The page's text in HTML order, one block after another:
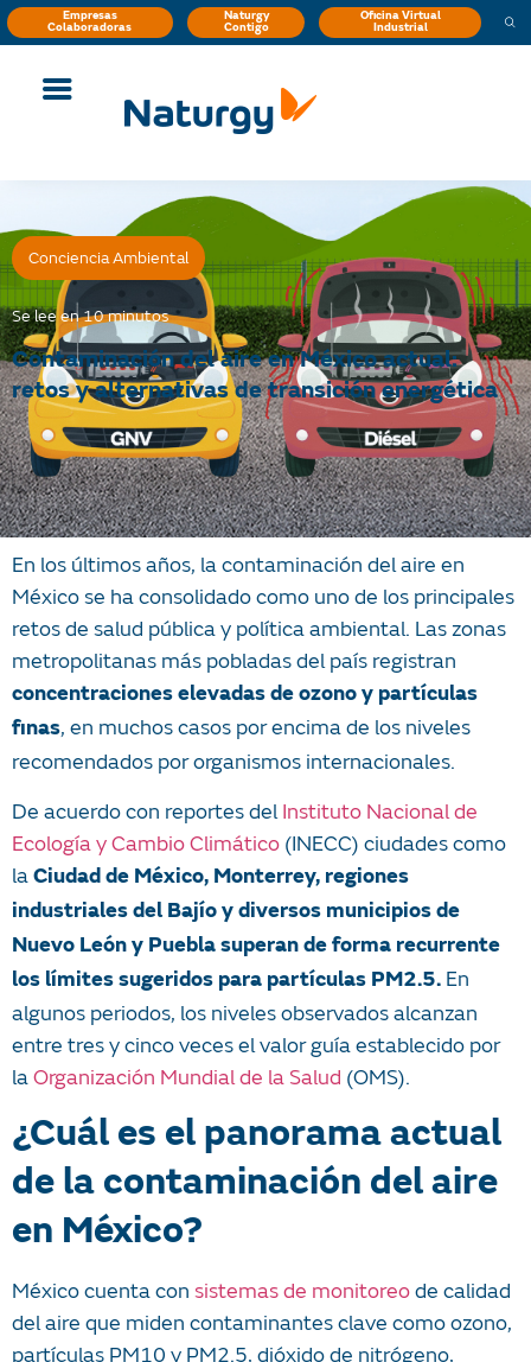
Empresas
Colaboradoras
Naturgy
Contigo
Oficina Virtual
Industrial
Conciencia Ambiental
Se lee en 10 minutos
Contaminación del aire en México actual:
retos y alternativas de transición energética
En los últimos años, la contaminación del aire en
México se ha consolidado como uno de los principales
retos de salud pública y política ambiental. Las zonas
metropolitanas más pobladas del país registran
concentraciones elevadas de ozono y partículas
finas, en muchos casos por encima de los niveles
recomendados por organismos internacionales.
De acuerdo con reportes delInstituto Nacional de
Ecología y Cambio Climático (INECC) ciudades como
la Ciudad de México, Monterrey, regiones
industriales del Bajío y diversos municipios de
Nuevo León y Puebla superan de forma recurrente
los límites sugeridos para partículas PM2.5. En
algunos periodos, los niveles observados alcanzan
entre tres y cinco veces el valor guía establecido por
laOrganización Mundial de la Salud (OMS).
¿Cuál es el panorama actual
de la contaminación del aire
en México?
México cuenta con sistemas de monitoreode calidad
del aire que miden contaminantes clave como ozono,
partículas PM10 y PM2.5, dióxido de nitrógeno,